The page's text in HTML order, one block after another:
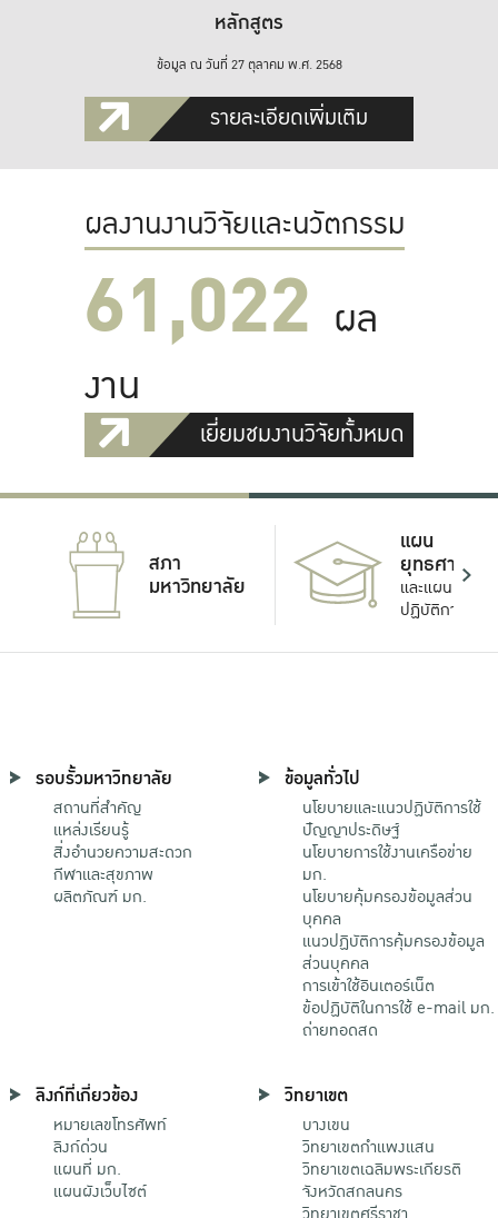
หลักสูตร
ข้อมูล ณ วันที่ 27 ตุลาคม พ.ศ. 2568
รายละเอียดเพิ่มเติม
ผลงานงานวิจัยและนวัตกรรม
61,022 ผล
งาน
เยี่ยมชมงานวิจัยทั้งหมด
สภา
มหาวิทยาลัย
แผน
ยุทธศาสตร์
และแผน
ปฏิบัติการ
รอบรั้วมหาวิทยาลัย
สถานที่สำคัญ
แหล่งเรียนรู้
สิ่งอำนวยความสะดวก
กีฬาและสุขภาพ
ผลิตภัณฑ์ มก.
ข้อมูลทั่วไป
นโยบายและแนวปฏิบัติการใช้
ปัญญาประดิษฐ์
นโยบายการใช้งานเครือข่าย
มก.
นโยบายคุ้มครองข้อมูลส่วน
บุคคล
แนวปฏิบัติการคุ้มครองข้อมูล
ส่วนบุคคล
การเข้าใช้อินเตอร์เน็ต
ข้อปฏิบัติในการใช้ e-mail มก.
ถ่ายทอดสด
ลิงก์ที่เกี่ยวข้อง
หมายเลขโทรศัพท์
ลิงก์ด่วน
แผนที่ มก.
แผนผังเว็บไซต์
วิทยาเขต
บางเขน
วิทยาเขตกําแพงแสน
วิทยาเขตเฉลิมพระเกียรติ
จังหวัดสกลนคร